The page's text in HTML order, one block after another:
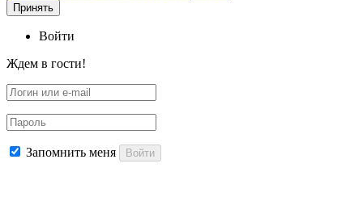
Принять
Войти
Ждем в гости!
Запомнить меня Войти